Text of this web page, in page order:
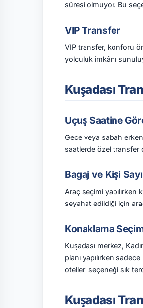
süresi olmuyor. Bu
VIP Transfer
VIP transfer, konforu
yolculuk imkânı
Kuşadası
Uçuş Saatine
Gece veya sabah
saatlerde özel transfer
Bagaj ve Kişi
Araç seçimi yapılırken
seyahat edildiği için
Konaklama
Kuşadası merkez,
planı yapılırken
otelleri seçeneği sık
Kuşadası